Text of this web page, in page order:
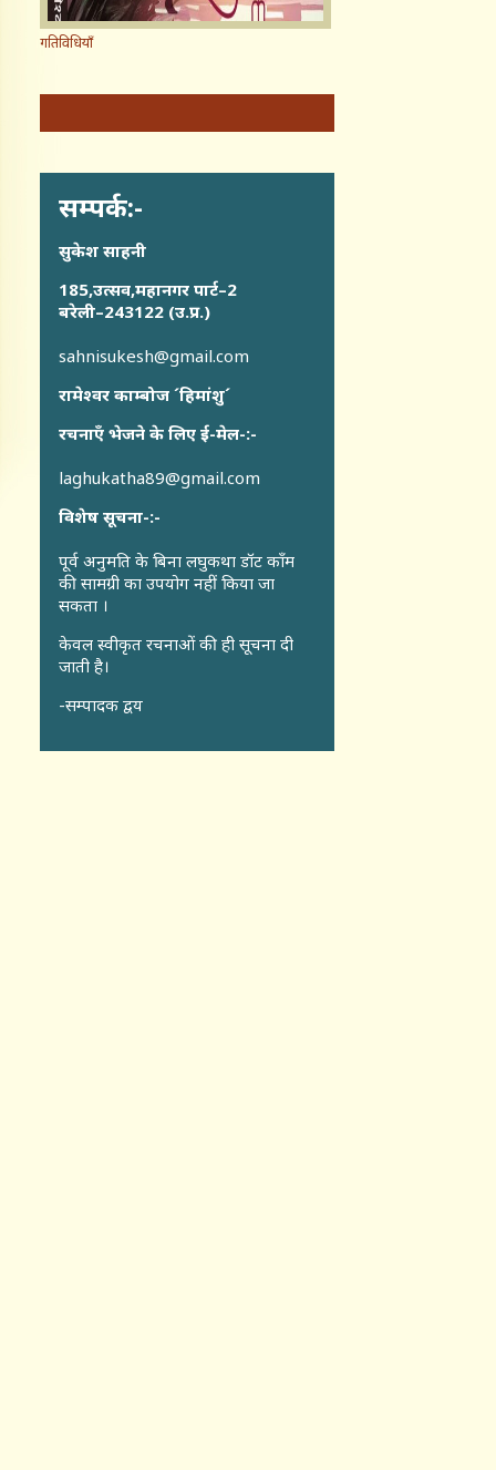
गतिविधियाँ
सम्पर्क:-
सुकेश साहनी
185,उत्सव,महानगर पार्ट–2
बरेली–243122 (उ.प्र.)
sahnisukesh@gmail.com
रामेश्वर काम्बोज ´हिमांशु´
रचनाएँ भेजने के लिए ई-मेल-:-
laghukatha89@gmail.com
विशेष सूचना-:-
पूर्व अनुमति के बिना लघुकथा डॉट कॉंम
की सामग्री का उपयोग नहीं किया जा
सकता ।
केवल स्वीकृत रचनाओं की ही सूचना दी
जाती है।
-सम्पादक द्वय